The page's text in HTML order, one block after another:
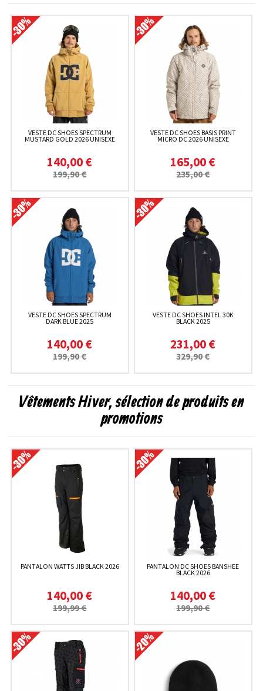
VESTE DC SHOES SPECTRUM
MUSTARD GOLD 2026 UNISEXE
140,00 €
199,90 €
VESTE DC SHOES BASIS PRINT
MICRO DC 2026 UNISEXE
165,00 €
235,00 €
VESTE DC SHOES SPECTRUM
DARK BLUE 2025
140,00 €
199,90 €
VESTE DC SHOES INTEL 30K
BLACK 2025
231,00 €
329,90 €
Vêtements Hiver, sélection de produits en
promotions
PANTALON WATTS JIB BLACK 2026
140,00 €
199,99 €
PANTALON DC SHOES BANSHEE
BLACK 2026
140,00 €
199,90 €